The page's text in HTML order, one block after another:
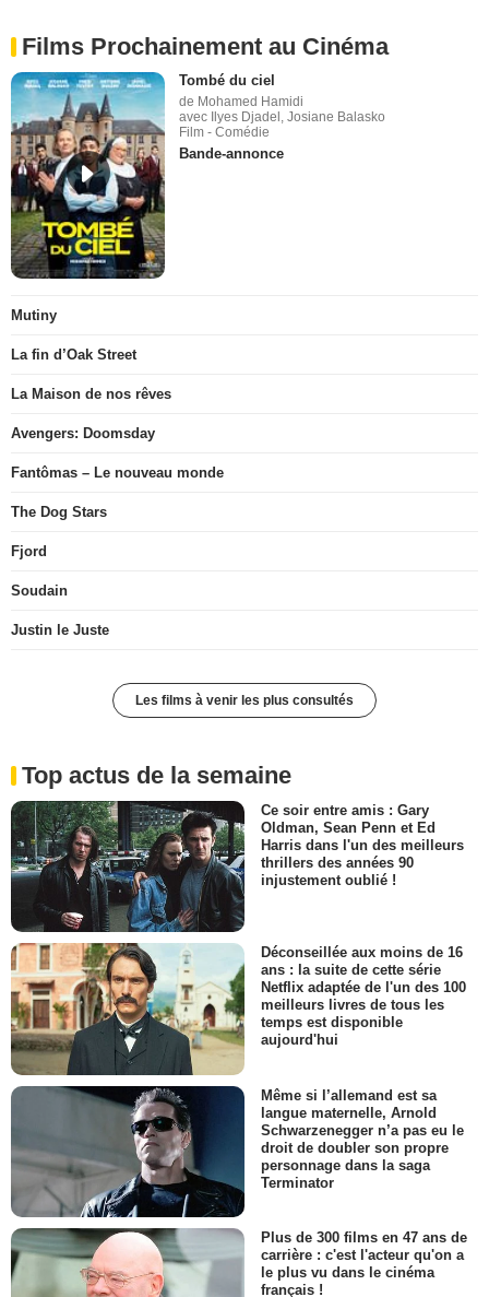
Films Prochainement au Cinéma
Tombé du ciel
de Mohamed Hamidi
avec Ilyes Djadel, Josiane Balasko
Film - Comédie
Bande-annonce
Mutiny
La fin d’Oak Street
La Maison de nos rêves
Avengers: Doomsday
Fantômas – Le nouveau monde
The Dog Stars
Fjord
Soudain
Justin le Juste
Les films à venir les plus consultés
Top actus de la semaine
Ce soir entre amis : Gary
Oldman, Sean Penn et Ed
Harris dans l'un des meilleurs
thrillers des années 90
injustement oublié !
Déconseillée aux moins de 16
ans : la suite de cette série
Netflix adaptée de l'un des 100
meilleurs livres de tous les
temps est disponible
aujourd'hui
Même si l’allemand est sa
langue maternelle, Arnold
Schwarzenegger n’a pas eu le
droit de doubler son propre
personnage dans la saga
Terminator
Plus de 300 films en 47 ans de
carrière : c'est l'acteur qu'on a
le plus vu dans le cinéma
français !